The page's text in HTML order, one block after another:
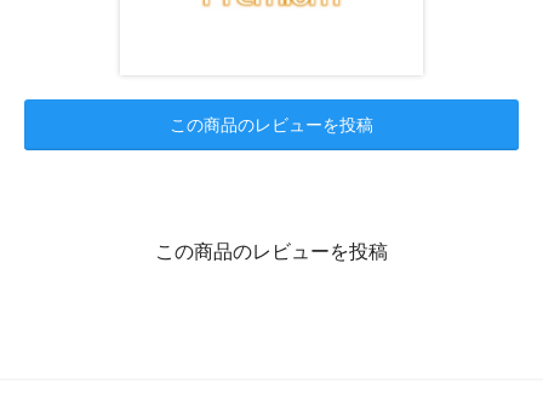
この商品のレビューを投稿
この商品のレビューを投稿